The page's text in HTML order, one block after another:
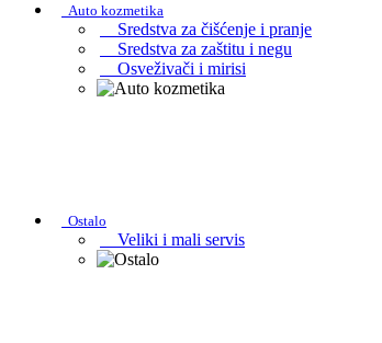
Auto kozmetika
Sredstva za čišćenje i pranje
Sredstva za zaštitu i negu
Osveživači i mirisi
Ostalo
Veliki i mali servis